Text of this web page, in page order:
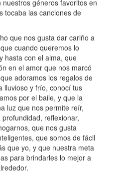
géneros favoritos en
tocaba las canciones de
que nos gusta dar cariño a
cuando queremos lo
hasta con el alma, que
en el amor que nos marcó
adoramos los regalos de
lluvioso y frío, conocí tus
por el baile, y que la
luz que nos permite reír,
reflexionar,
que nos gusta
que somos de fácil
que yo, y que nuestra meta
para brindarles lo mejor a